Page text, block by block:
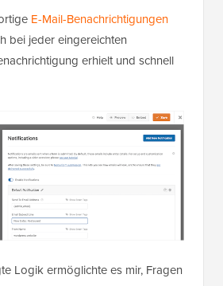
E-Mail-Benachrichtigungen
bei jeder eingereichten
erhielt und schnell
Logik ermöglichte es mir, Fragen